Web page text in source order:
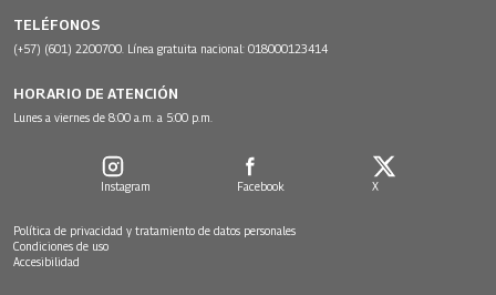
TELÉFONOS
(+57) (601) 2200700. Línea gratuita nacional: 018000123414
HORARIO DE ATENCIÓN
Lunes a viernes de 8:00 a.m. a 5:00 p.m.
Instagram Facebook X
Política de privacidad y tratamiento de datos personales
Condiciones de uso
Accesibilidad